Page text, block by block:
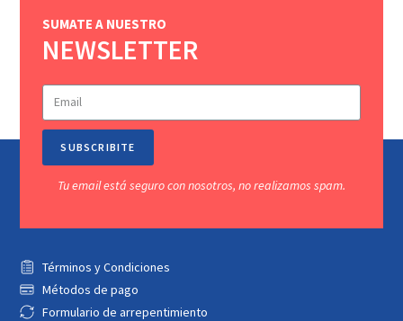
SUMATE A NUESTRO
NEWSLETTER
SUBSCRIBITE
Tu email está seguro con nosotros, no realizamos spam.
Términos y Condiciones
Métodos de pago
Formulario de arrepentimiento